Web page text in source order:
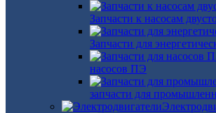
Запчасти к насосам
Запчасти для
насосов ПЭ
запчасти для